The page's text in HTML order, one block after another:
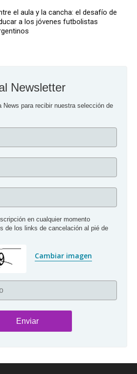
el aula y la cancha: el desafío de
a los jóvenes futbolistas
Newsletter
News para recibir nuestra selección de
en cualquier momento
de los links de cancelación al pié de
Cambiar imagen